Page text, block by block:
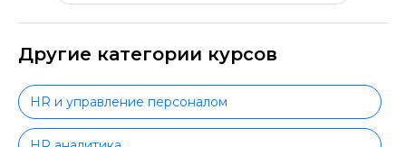
Другие категории курсов
HR и управление персоналом